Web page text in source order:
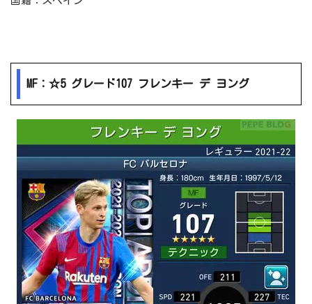
MF：☆5 グレード107 フレンキー デ ヨング